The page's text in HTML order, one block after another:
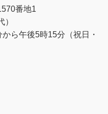
番地1
ら午後5時15分（祝日・